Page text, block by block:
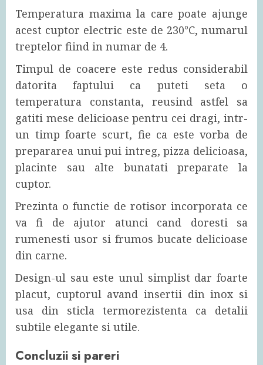
Temperatura maxima la care poate ajunge
acest cuptor electric este de 230°C, numarul
treptelor fiind in numar de 4.
Timpul de coacere este redus considerabil
datorita faptului ca puteti seta o
temperatura constanta, reusind astfel sa
gatiti mese delicioase pentru cei dragi, intr-
un timp foarte scurt, fie ca este vorba de
prepararea unui pui intreg, pizza delicioasa,
placinte sau alte bunatati preparate la
cuptor.
Prezinta o functie de rotisor incorporata ce
va fi de ajutor atunci cand doresti sa
rumenesti usor si frumos bucate delicioase
din carne.
Design-ul sau este unul simplist dar foarte
placut, cuptorul avand insertii din inox si
usa din sticla termorezistenta ca detalii
subtile elegante si utile.
Concluzii si pareri